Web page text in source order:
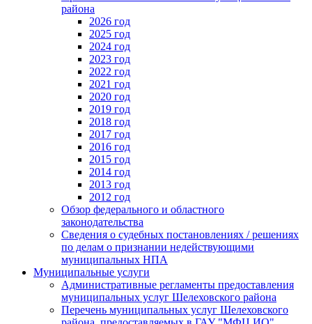
района
2026 год
2025 год
2024 год
2023 год
2022 год
2021 год
2020 год
2019 год
2018 год
2017 год
2016 год
2015 год
2014 год
2013 год
2012 год
Обзор федерального и областного
законодательства
Сведения о судебных постановлениях / решениях
по делам о признании недействующими
муниципальных НПА
Муниципальные услуги
Административные регламенты предоставления
муниципальных услуг Шелеховского района
Перечень муниципальных услуг Шелеховского